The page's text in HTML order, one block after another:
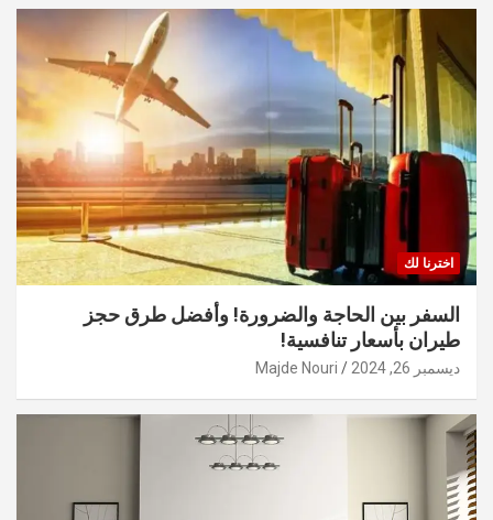
اخترنا لك
السفر بين الحاجة والضرورة! وأفضل طرق حجز
طيران بأسعار تنافسية!
ديسمبر 26, 2024 Majde Nouri